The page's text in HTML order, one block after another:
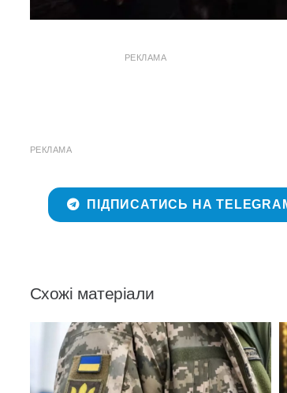
РЕКЛАМА
РЕКЛАМА
ПІДПИСАТИСЬ НА
Схожі матеріали